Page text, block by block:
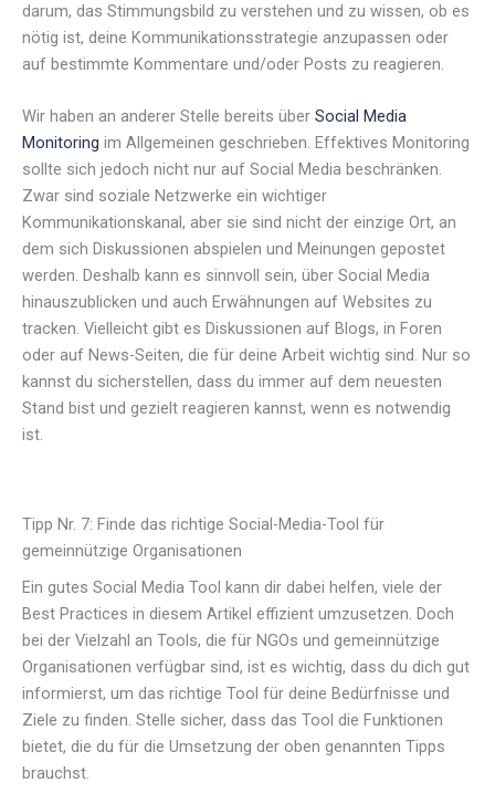
darum, das Stimmungsbild zu verstehen und zu wissen, ob es
nötig ist, deine Kommunikationsstrategie anzupassen oder
auf bestimmte Kommentare und/oder Posts zu reagieren.
Wir haben an anderer Stelle bereits über Social Media
Monitoring im Allgemeinen geschrieben. Effektives Monitoring
sollte sich jedoch nicht nur auf Social Media beschränken.
Zwar sind soziale Netzwerke ein wichtiger
Kommunikationskanal, aber sie sind nicht der einzige Ort, an
dem sich Diskussionen abspielen und Meinungen gepostet
werden. Deshalb kann es sinnvoll sein, über Social Media
hinauszublicken und auch Erwähnungen auf Websites zu
tracken. Vielleicht gibt es Diskussionen auf Blogs, in Foren
oder auf News-Seiten, die für deine Arbeit wichtig sind. Nur so
kannst du sicherstellen, dass du immer auf dem neuesten
Stand bist und gezielt reagieren kannst, wenn es notwendig
ist.
Tipp Nr. 7: Finde das richtige Social-Media-Tool für
gemeinnützige Organisationen
Ein gutes Social Media Tool kann dir dabei helfen, viele der
Best Practices in diesem Artikel effizient umzusetzen. Doch
bei der Vielzahl an Tools, die für NGOs und gemeinnützige
Organisationen verfügbar sind, ist es wichtig, dass du dich gut
informierst, um das richtige Tool für deine Bedürfnisse und
Ziele zu finden. Stelle sicher, dass das Tool die Funktionen
bietet, die du für die Umsetzung der oben genannten Tipps
brauchst.